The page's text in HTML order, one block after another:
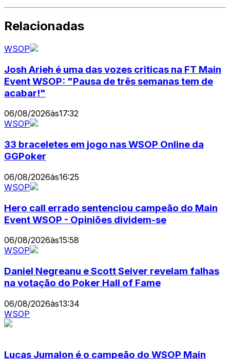
Relacionadas
WSOP
Josh Arieh é uma das vozes criticas na FT Main
Event WSOP: "Pausa de três semanas tem de
acabar!"
06/08/2026às17:32
WSOP
33 braceletes em jogo nas WSOP Online da
GGPoker
06/08/2026às16:25
WSOP
Hero call errado sentenciou campeão do Main
Event WSOP - Opiniões dividem-se
06/08/2026às15:58
WSOP
Daniel Negreanu e Scott Seiver revelam falhas
na votação do Poker Hall of Fame
06/08/2026às13:34
WSOP
Lucas Jumalon é o campeão do WSOP Main